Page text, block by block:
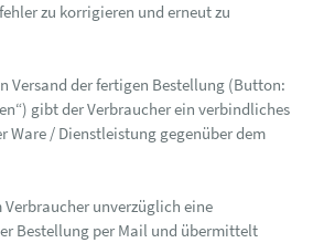
zu korrigieren und erneut zu
Versand der fertigen Bestellung (Button:
gibt der Verbraucher ein verbindliches
Ware / Dienstleistung gegenüber dem
unverzüglich eine
Bestellung per Mail und übermittelt